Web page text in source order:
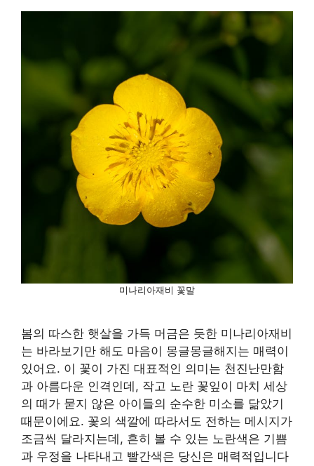
미나리아재비 꽃말
봄의 따스한 햇살을 가득 머금은 듯한 미나리아재비
는 바라보기만 해도 마음이 몽글몽글해지는 매력이
있어요. 이 꽃이 가진 대표적인 의미는 천진난만함
과 아름다운 인격인데, 작고 노란 꽃잎이 마치 세상
의 때가 묻지 않은 아이들의 순수한 미소를 닮았기
때문이에요. 꽃의 색깔에 따라서도 전하는 메시지가
조금씩 달라지는데, 흔히 볼 수 있는 노란색은 기쁨
과 우정을 나타내고 빨간색은 당신은 매력적입니다